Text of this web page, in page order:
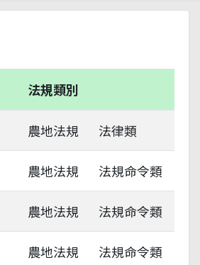
法規類別
農地法規 法律類
農地法規 法規命令類
農地法規 法規命令類
農地法規 法規命令類